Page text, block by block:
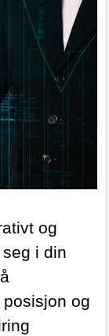
og
i din
og